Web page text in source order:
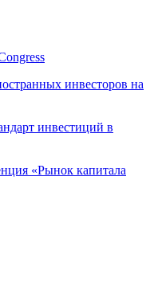
инвесторов на
инвестиций в
«Рынок капитала